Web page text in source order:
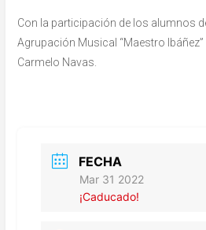
Con la participación de los alumnos
Agrupación Musical “Maestro
Carmelo Navas.
FECHA
Mar 31 2022
¡Caducado!